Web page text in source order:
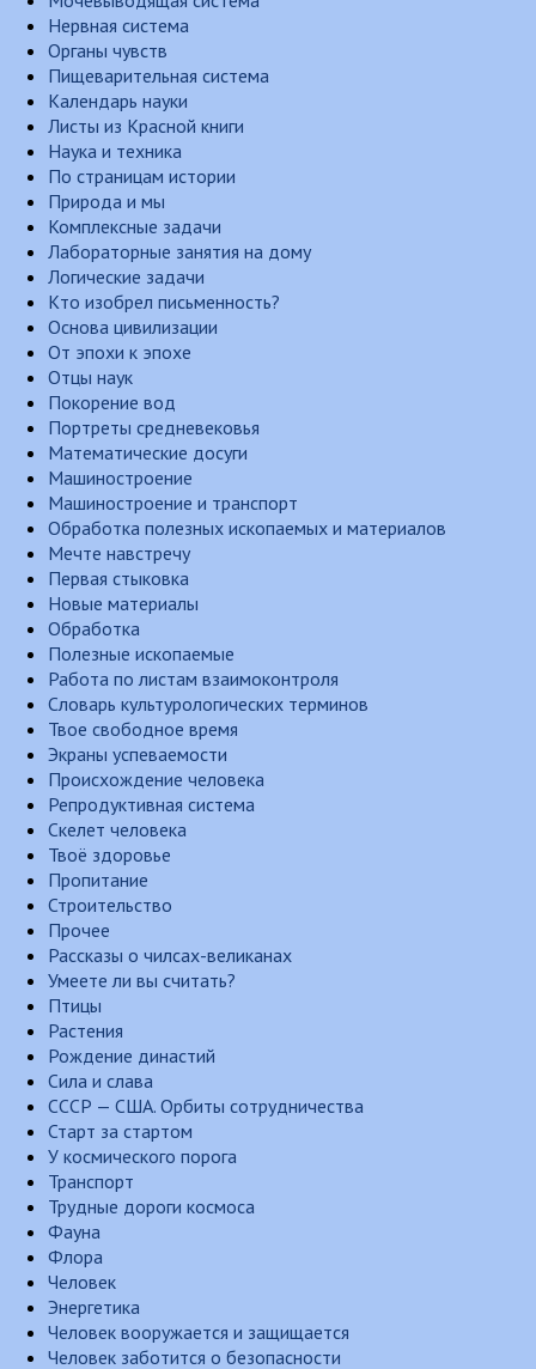
Нервная система
Органы чувств
Пищеварительная система
Календарь науки
Листы из Красной книги
Наука и техника
По страницам истории
Природа и мы
Комплексные задачи
Лабораторные занятия на дому
Логические задачи
Кто изобрел письменность?
Основа цивилизации
От эпохи к эпохе
Отцы наук
Покорение вод
Портреты средневековья
Математические досуги
Машиностроение
Машиностроение и транспорт
Обработка полезных ископаемых и материалов
Мечте навстречу
Первая стыковка
Новые материалы
Обработка
Полезные ископаемые
Работа по листам взаимоконтроля
Словарь культурологических терминов
Твое свободное время
Экраны успеваемости
Происхождение человека
Репродуктивная система
Скелет человека
Твоё здоровье
Пропитание
Строительство
Прочее
Рассказы о чилсах-великанах
Умеете ли вы считать?
Птицы
Растения
Рождение династий
Сила и слава
СССР — США. Орбиты сотрудничества
Старт за стартом
У космического порога
Транспорт
Трудные дороги космоса
Фауна
Флора
Человек
Энергетика
Человек вооружается и защищается
Человек заботится о безопасности